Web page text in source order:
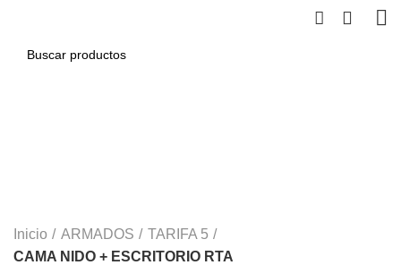
Inicio ARMADOS
TARIFA 5
CAMA NIDO + ESCRITORIO RTA